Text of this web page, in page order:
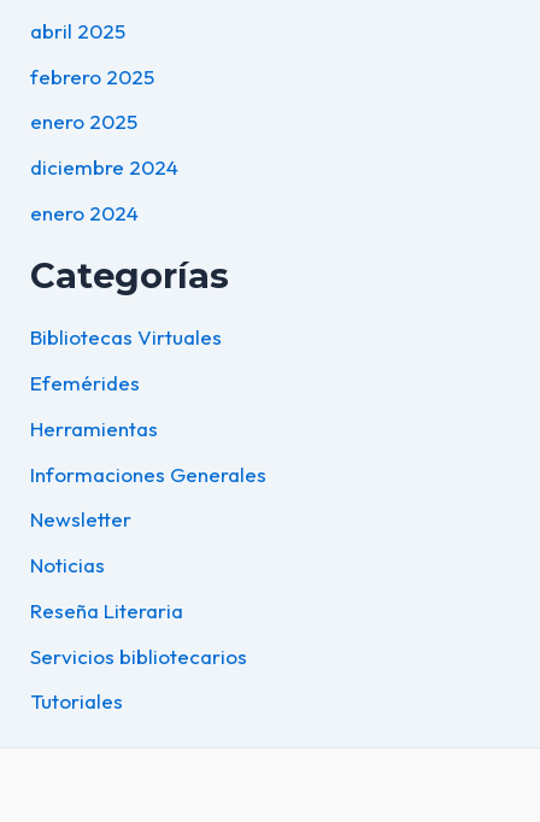
abril 2025
febrero 2025
enero 2025
diciembre 2024
enero 2024
Categorías
Bibliotecas Virtuales
Efemérides
Herramientas
Informaciones Generales
Newsletter
Noticias
Reseña Literaria
Servicios bibliotecarios
Tutoriales